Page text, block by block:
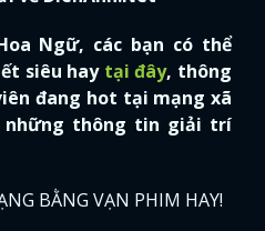
Ngữ, các bạn có thể
siêu hay tại đây, thông
đang hot tại mạng xã
những thông tin giải trí
BẰNG VẠN PHIM HAY!